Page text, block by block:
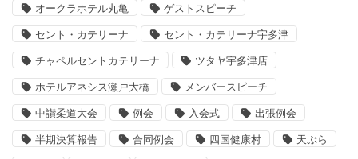
オークラホテル丸亀 ゲストスピーチ
セント・カテリーナ セント・カテリーナ宇多津
チャペルセントカテリーナ ツタヤ宇多津店
ホテルアネシス瀬戸大橋 メンバースピーチ
中讃柔道大会 例会 入会式 出張例会
半期決算報告 合同例会 四国健康村 天ぷら